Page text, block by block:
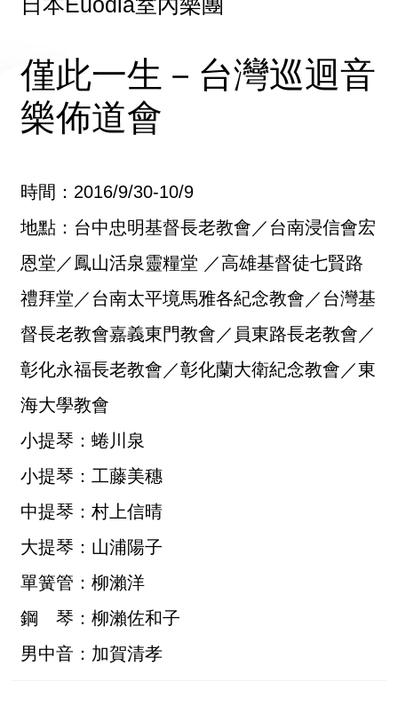
僅此一生－台灣巡迴音
樂佈道會
時間：2016/9/30-10/9
地點：台中忠明基督長老教會／台南浸信會宏
恩堂／鳳山活泉靈糧堂 ／高雄基督徒七賢路
禮拜堂／台南太平境馬雅各紀念教會／台灣基
督長老教會嘉義東門教會／員東路長老教會／
彰化永福長老教會／彰化蘭大衛紀念教會／東
海大學教會
小提琴：蜷川泉
小提琴：工藤美穗
中提琴：村上信晴
大提琴：山浦陽子
單簧管：柳瀨洋
鋼 琴：柳瀨佐和子
男中音：加賀清孝